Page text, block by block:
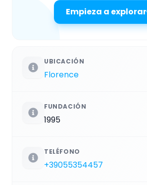
Empieza a explorar
UBICACIÓN
Florence
FUNDACIÓN
1995
TELÉFONO
+39055354457